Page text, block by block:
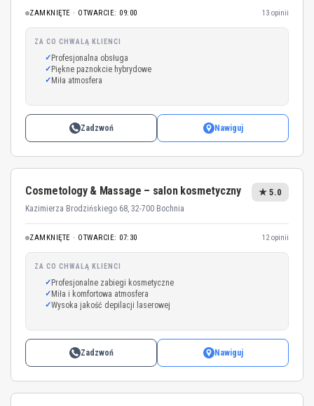
ZAMKNIĘTE · OTWARCIE: 09:00 13 opinii
ZA CO CHWALĄ KLIENCI
Profesjonalna obsługa
Piękne paznokcie hybrydowe
Miła atmosfera
Zadzwoń Nawiguj
Cosmetology & Massage – salon kosmetyczny
Kazimierza Brodzińskiego 68, 32-700 Bochnia
★ 5.0
ZAMKNIĘTE · OTWARCIE: 07:30 12 opinii
ZA CO CHWALĄ KLIENCI
Profesjonalne zabiegi kosmetyczne
Miła i komfortowa atmosfera
Wysoka jakość depilacji laserowej
Zadzwoń Nawiguj